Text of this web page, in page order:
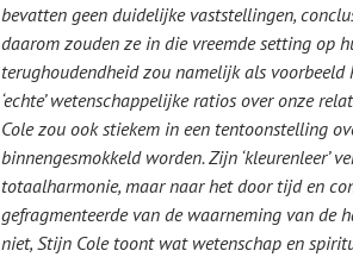
bevatten geen duidelijke vaststellingen,
daarom zouden ze in die vreemde setting op
terughoudendheid zou namelijk als
‘echte’ wetenschappelijke ratios over onze
Cole zou ook stiekem in een tentoonstelling
binnengesmokkeld worden. Zijn ‘kleurenleer’
totaalharmonie, maar naar het door tijd en
gefragmenteerde van de waarneming van de
niet, Stijn Cole toont wat wetenschap en